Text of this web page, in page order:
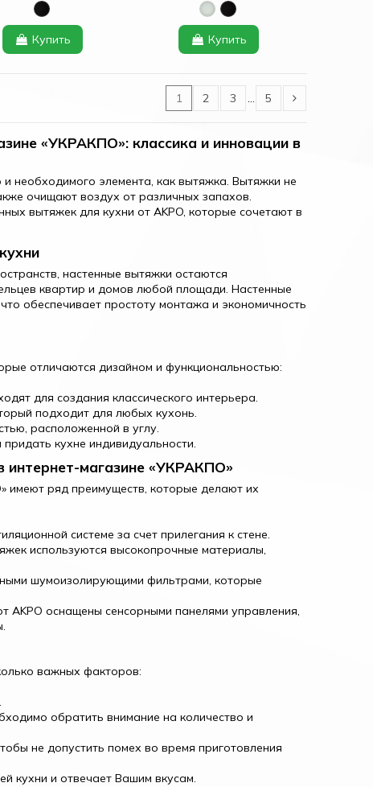
Купить Купить
1 2 3 … 5
«УКРАКПО»: классика и инновации в
необходимого элемента, как вытяжка. Вытяжки не
очищают воздух от различных запахов.
вытяжек для кухни от AKPO, которые сочетают в
настенные вытяжки остаются
квартир и домов любой площади. Настенные
обеспечивает простоту монтажа и экономичность
отличаются дизайном и функциональностью:
для создания классического интерьера.
подходит для любых кухонь.
расположенной в углу.
кухне индивидуальности.
интернет-магазине «УКРАКПО»
имеют ряд преимуществ, которые делают их
системе за счет прилегания к стене.
используются высокопрочные материалы,
шумоизолирующими фильтрами, которые
AKPO оснащены сенсорными панелями управления,
важных факторов:
обратить внимание на количество и
не допустить помех во время приготовления
кухни и отвечает Вашим вкусам.